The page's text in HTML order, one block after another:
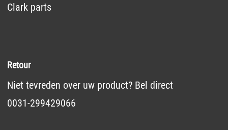
Clark parts
Retour
Niet tevreden over uw product? Bel direct
0031-299429066